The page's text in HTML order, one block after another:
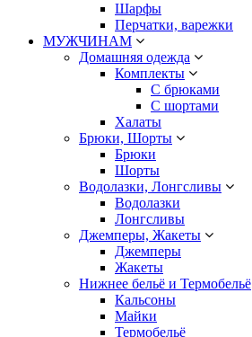
Шарфы
Перчатки, варежки
МУЖЧИНАМ
Домашняя одежда
Комплекты
С брюками
С шортами
Халаты
Брюки, Шорты
Брюки
Шорты
Водолазки, Лонгсливы
Водолазки
Лонгсливы
Джемперы, Жакеты
Джемперы
Жакеты
Нижнее бельё и Термобельё
Кальсоны
Майки
Термобельё